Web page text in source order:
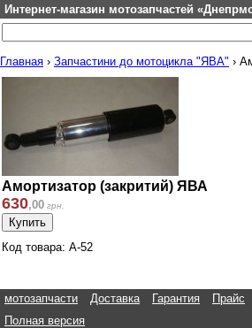
Интернет-магазин мотозапчастей
Главная › Запчастини до мотоцикла "ЯВА" ›
Амортизатор (закритий) ЯВА
630,00 грн.
Код товара: A-52
мотозапчасти Доставка Гарантия Прайс
Полная версия